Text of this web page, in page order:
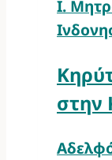
Ι.
στην